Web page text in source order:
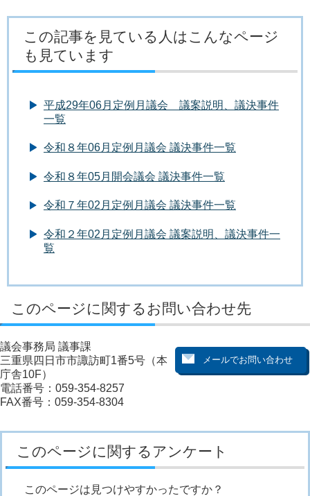
この記事を見ている人はこんなページ
も見ています
平成29年06月定例月議会 議案説明、議決事件
一覧
令和８年06月定例月議会 議決事件一覧
令和８年05月開会議会 議決事件一覧
令和７年02月定例月議会 議決事件一覧
令和２年02月定例月議会 議案説明、議決事件一
覧
このページに関するお問い合わせ先
議会事務局 議事課
三重県四日市市諏訪町1番5号（本
庁舎10F）
電話番号：059-354-8257
FAX番号：059-354-8304
このページに関するアンケート
このページは見つけやすかったですか？